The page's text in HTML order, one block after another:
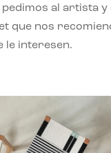
al artista y
que nos
le interesen.